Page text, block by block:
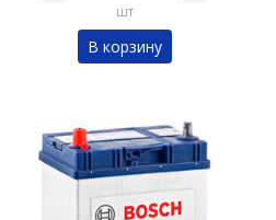
шт
В корзину